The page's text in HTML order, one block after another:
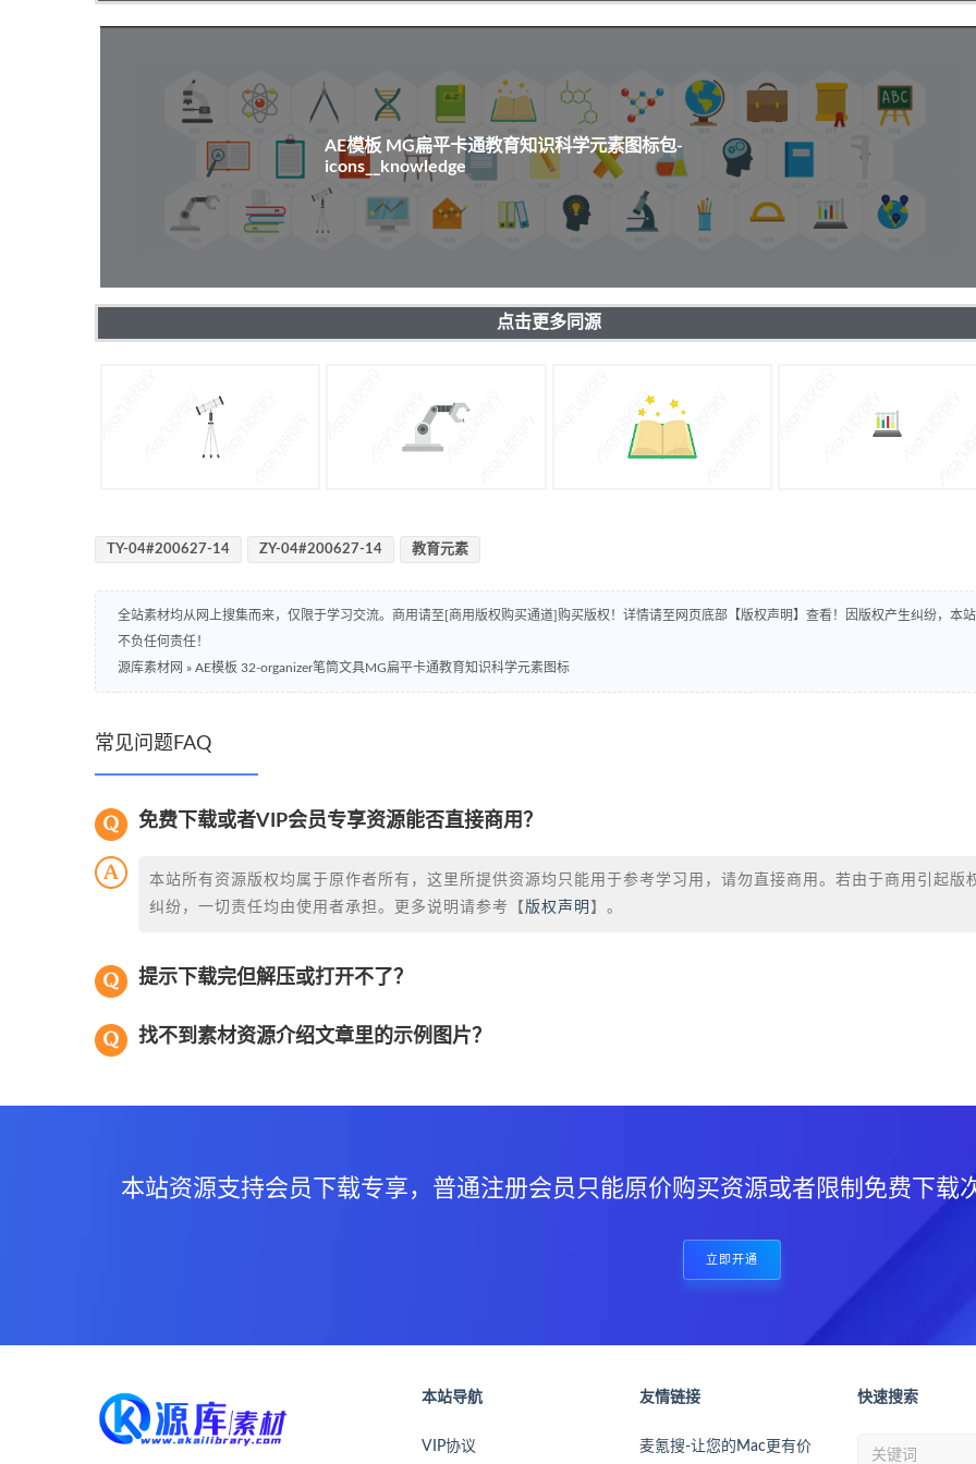
AE模板 MG扁平卡通教育知识科学元素图标包-
icons__knowledge
点击更多同源
TY-04#200627-14 ZY-04#200627-14 教育元素
全站素材均从网上搜集而来，仅限于学习交流。商用请至[商用版权购买通道]购买版权！详情请至网页底部【版权声明】查看！因版权产生纠纷，本站
不负任何责任！
源库素材网 » AE模板 32-organizer笔筒文具MG扁平卡通教育知识科学元素图标
常见问题FAQ
免费下载或者VIP会员专享资源能否直接商用？
本站所有资源版权均属于原作者所有，这里所提供资源均只能用于参考学习用，请勿直接商用。若由于商用引起版
纠纷，一切责任均由使用者承担。更多说明请参考【 版权声明 】。
提示下载完但解压或打开不了？
找不到素材资源介绍文章里的示例图片？
本站资源支持会员下载专享，普通注册会员只能原价购买资源或者限制免费下载
立即开通
本站导航
VIP协议
友情链接
麦氪搜-让您的Mac更有价
快速搜索